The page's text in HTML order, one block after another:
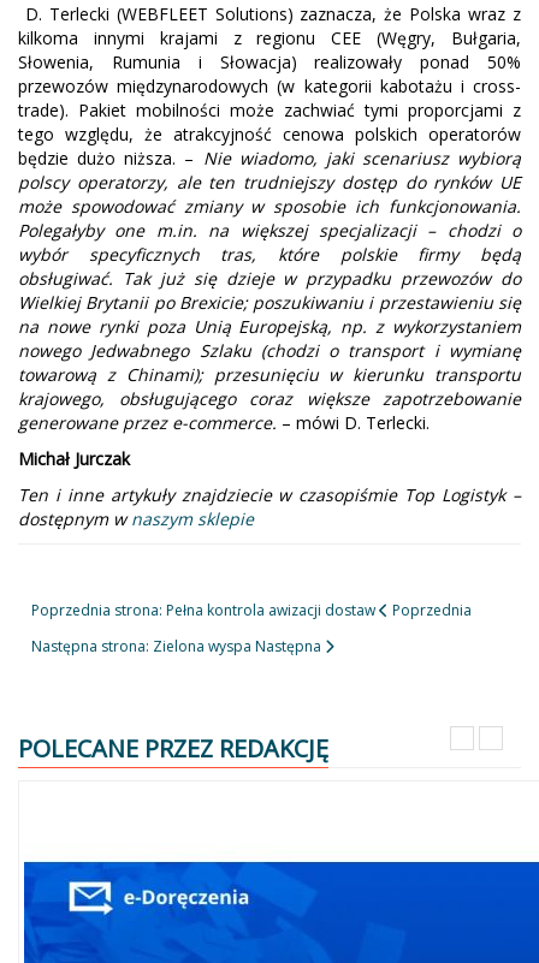
D. Terlecki (WEBFLEET Solutions) zaznacza, że Polska wraz z
kilkoma innymi krajami z regionu CEE (Węgry, Bułgaria,
Słowenia, Rumunia i Słowacja) realizowały ponad 50%
przewozów międzynarodowych (w kategorii kabotażu i cross-
trade). Pakiet mobilności może zachwiać tymi proporcjami z
tego względu, że atrakcyjność cenowa polskich operatorów
będzie dużo niższa. – Nie wiadomo, jaki scenariusz wybiorą
polscy operatorzy, ale ten trudniejszy dostęp do rynków UE
może spowodować zmiany w sposobie ich funkcjonowania.
Polegałyby one m.in. na większej specjalizacji – chodzi o
wybór specyficznych tras, które polskie firmy będą
obsługiwać. Tak już się dzieje w przypadku przewozów do
Wielkiej Brytanii po Brexicie; poszukiwaniu i przestawieniu się
na nowe rynki poza Unią Europejską, np. z wykorzystaniem
nowego Jedwabnego Szlaku (chodzi o transport i wymianę
towarową z Chinami); przesunięciu w kierunku transportu
krajowego, obsługującego coraz większe zapotrzebowanie
generowane przez e-commerce. – mówi D. Terlecki.
Michał Jurczak
Ten i inne artykuły znajdziecie w czasopiśmie Top Logistyk –
dostępnym wnaszym sklepie
Poprzednia strona: Pełna kontrola awizacji dostaw
Poprzednia
Następna strona: Zielona wyspa Następna
POLECANE PRZEZ REDAKCJĘ